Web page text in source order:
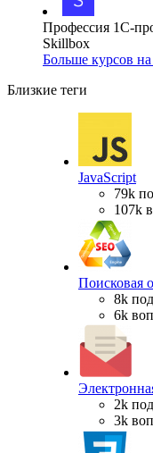
Профессия 1С-
Skillbox
Больше курсов
Близкие теги
JavaScript
79k
107k
Поисковая
8k
6k
2k
3k